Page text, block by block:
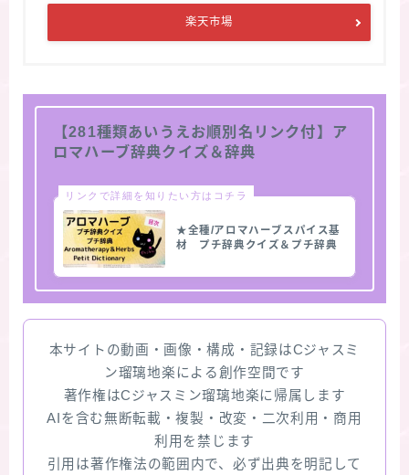
楽天市場
【281種類あいうえお順別名リンク付】ア
ロマハーブ辞典クイズ＆辞典
リンクで詳細を知りたい方はコチラ
★全種/アロマハーブスパイス基
材 プチ辞典クイズ＆プチ辞典
本サイトの動画・画像・構成・記録はCジャスミ
ン瑠璃地楽による創作空間です
著作権はCジャスミン瑠璃地楽に帰属します
AIを含む無断転載・複製・改変・二次利用・商用
利用を禁じます
引用は著作権法の範囲内で、必ず出典を明記して